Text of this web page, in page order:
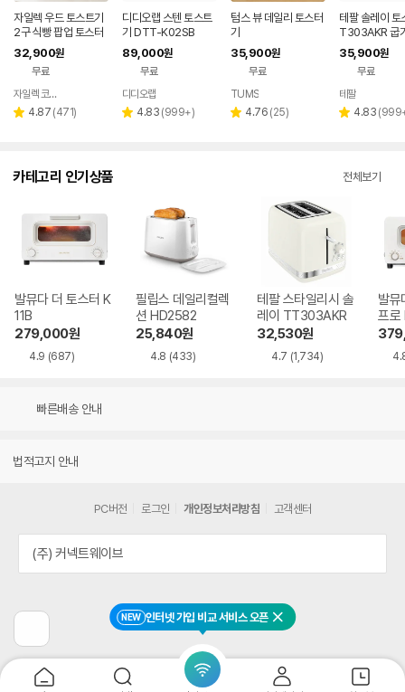
NEW 인터넷 가입 비교 서비스 오픈 닫기
자일렉 우드 토스트기
2구 식빵 팝업 토스터
기
32,900원
무료
페이
자일렉 코리아
별 4.87 리
(471)
디디오랩 스텐 토스트
기 DTT-K02SB
89,000원
무료
디디오랩
별 4.83 리
(999+)
텀스 뷰 데일리 토스터
기
35,900원
무료
TUMS
별 4.76 리
(25)
테팔 솔레이 토
T303AKR 굽
토스트기
35,900원
무료
테팔
별 4.83 리
(
카테고리 인기상품 전체보기
발뮤다 더 토스터 K
11B
279,000원
4.9 (687)
필립스 데일리컬렉
션 HD2582
25,840원
4.8 (433)
테팔 스타일리시 솔
레이 TT303AKR
32,530원
4.7 (1,734)
발뮤
프로
빠른배송 안내
법적고지 안내
전
페
이
지
PC버전 로그인 개인정보처리방침 고객센터
(주) 커넥트웨이브